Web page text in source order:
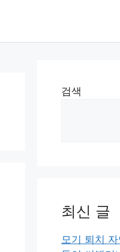
검색
최신 글
모기 퇴치